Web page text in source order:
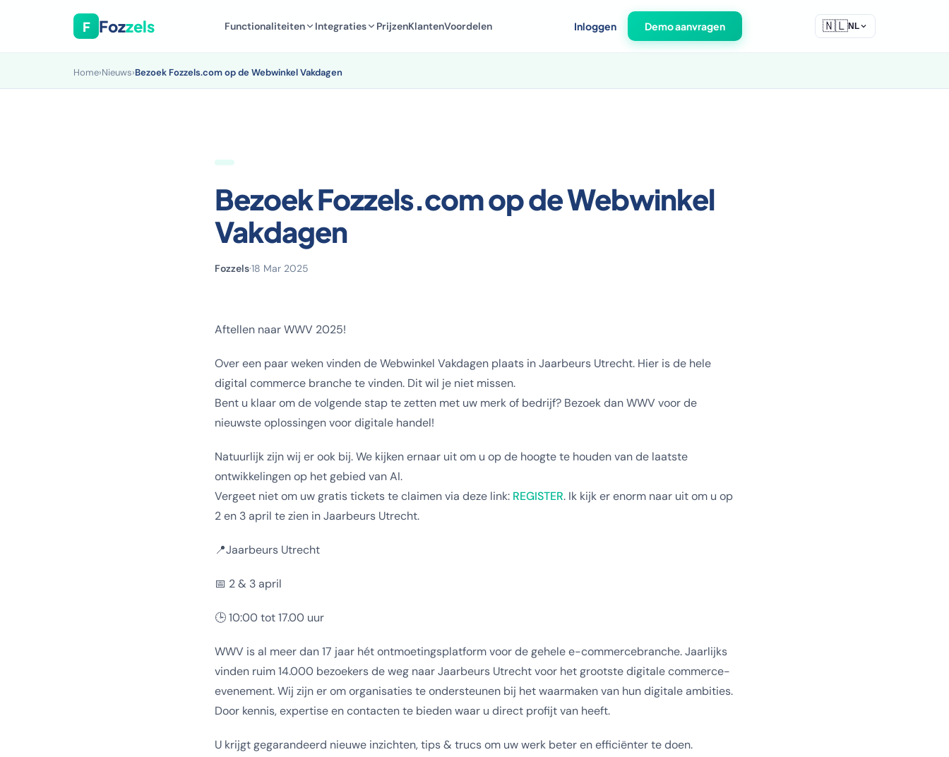
F Fozzels Functionaliteiten Integraties PrijzenKlantenVoordelen Inloggen Demo aanvragen 🇳🇱NL
Home›Nieuws›Bezoek Fozzels.com op de Webwinkel Vakdagen
Bezoek Fozzels.com op de Webwinkel
Vakdagen
Fozzels·18 Mar 2025
Aftellen naar WWV 2025!
Over een paar weken vinden de Webwinkel Vakdagen plaats in Jaarbeurs Utrecht. Hier is de hele
digital commerce branche te vinden. Dit wil je niet missen.
Bent u klaar om de volgende stap te zetten met uw merk of bedrijf? Bezoek dan WWV voor de
nieuwste oplossingen voor digitale handel!
Natuurlijk zijn wij er ook bij. We kijken ernaar uit om u op de hoogte te houden van de laatste
ontwikkelingen op het gebied van AI.
Vergeet niet om uw gratis tickets te claimen via deze link: REGISTER. Ik kijk er enorm naar uit om u op
2 en 3 april te zien in Jaarbeurs Utrecht.
📍Jaarbeurs Utrecht
📅 2 & 3 april
🕒 10:00 tot 17.00 uur
WWV is al meer dan 17 jaar hét ontmoetingsplatform voor de gehele e-commercebranche. Jaarlijks
vinden ruim 14.000 bezoekers de weg naar Jaarbeurs Utrecht voor het grootste digitale commerce-
evenement. Wij zijn er om organisaties te ondersteunen bij het waarmaken van hun digitale ambities.
Door kennis, expertise en contacten te bieden waar u direct profijt van heeft.
U krijgt gegarandeerd nieuwe inzichten, tips & trucs om uw werk beter en efficiënter te doen.